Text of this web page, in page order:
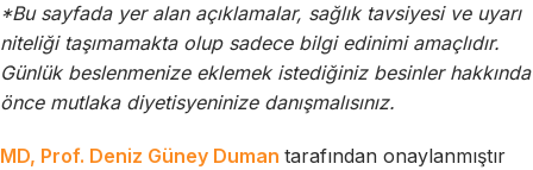
*Bu sayfada yer alan açıklamalar, sağlık tavsiyesi ve uyarı
niteliği taşımamakta olup sadece bilgi edinimi amaçlıdır.
Günlük beslenmenize eklemek istediğiniz besinler hakkında
önce mutlaka diyetisyeninize danışmalısınız.
MD, Prof. Deniz Güney Duman tarafından onaylanmıştır